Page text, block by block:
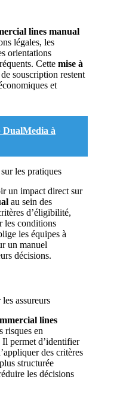
lines manual
légales, les
orientations
Cette mise à
souscription restent
et
DualMedia à
les pratiques
un impact direct sur
au sein des
d’éligibilité,
les conditions
les équipes à
un manuel
décisions.
assureurs
lines
risques en
Il permet d’identifier
des critères
plus structurée
les décisions